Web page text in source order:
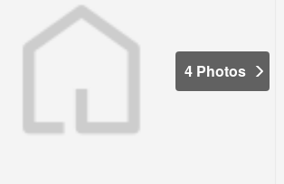
4 Photos